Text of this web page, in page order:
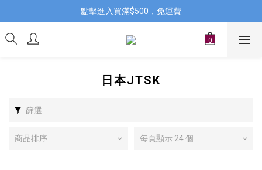
點擊進入買滿$500，免運費
日本JTSK
篩選
商品排序 每頁顯示 24 個